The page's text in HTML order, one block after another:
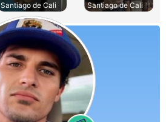
Santiago de Cali
Santiago de Cali